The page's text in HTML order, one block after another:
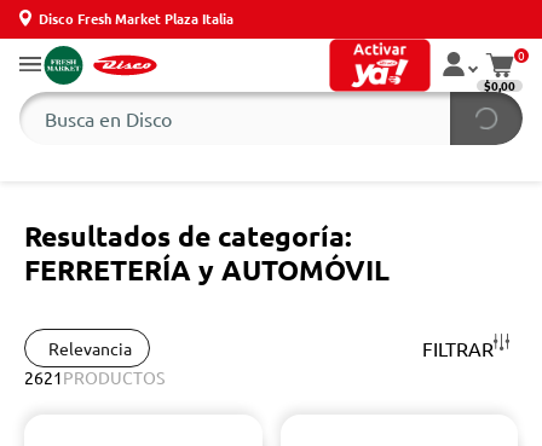
Disco Fresh Market Plaza Italia
0
$0,00
Resultados de categoría:
FERRETERÍA y AUTOMÓVIL
Relevancia FILTRAR
2621PRODUCTOS